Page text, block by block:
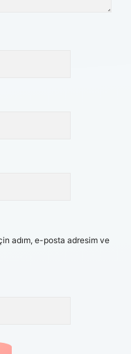
adım, e-posta adresim ve